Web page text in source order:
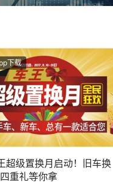
下载
超级置换月启动！旧车换
重礼等你拿